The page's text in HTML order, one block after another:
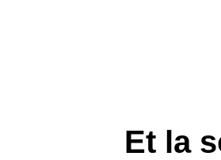
Et la